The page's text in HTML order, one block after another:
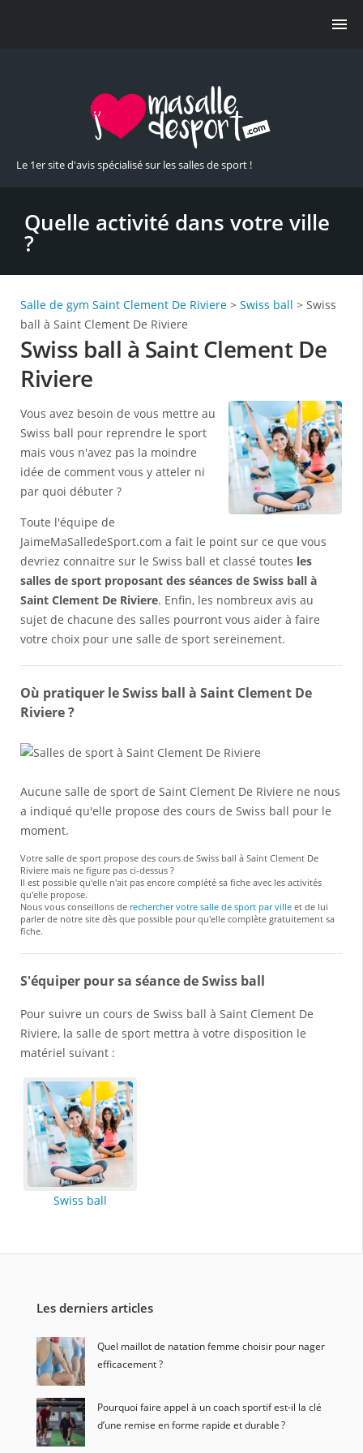
Le 1er site d'avis spécialisé sur les salles de sport !
Quelle activité dans votre ville
?
Salle de gym Saint Clement De Riviere > Swiss ball > Swiss
ball à Saint Clement De Riviere
Swiss ball à Saint Clement De
Riviere
Vous avez besoin de vous mettre au
Swiss ball pour reprendre le sport
mais vous n'avez pas la moindre
idée de comment vous y atteler ni
par quoi débuter ?
Toute l'équipe de
JaimeMaSalledeSport.com a fait le point sur ce que vous
devriez connaitre sur le Swiss ball et classé toutes les
salles de sport proposant des séances de Swiss ball à
Saint Clement De Riviere. Enfin, les nombreux avis au
sujet de chacune des salles pourront vous aider à faire
votre choix pour une salle de sport sereinement.
Où pratiquer le Swiss ball à Saint Clement De
Riviere ?
Aucune salle de sport de Saint Clement De Riviere ne nous
a indiqué qu'elle propose des cours de Swiss ball pour le
moment.
Votre salle de sport propose des cours de Swiss ball à Saint Clement De
Riviere mais ne figure pas ci-dessus ?
Il est possible qu'elle n'ait pas encore complété sa fiche avec les activités
qu'elle propose.
Nous vous conseillons de rechercher votre salle de sport par ville et de lui
parler de notre site dès que possible pour qu'elle complète gratuitement sa
fiche.
S'équiper pour sa séance de Swiss ball
Pour suivre un cours de Swiss ball à Saint Clement De
Riviere, la salle de sport mettra à votre disposition le
matériel suivant :
Swiss ball
Les derniers articles
Quel maillot de natation femme choisir pour nager
efficacement ?
Pourquoi faire appel à un coach sportif est-il la clé
d’une remise en forme rapide et durable ?